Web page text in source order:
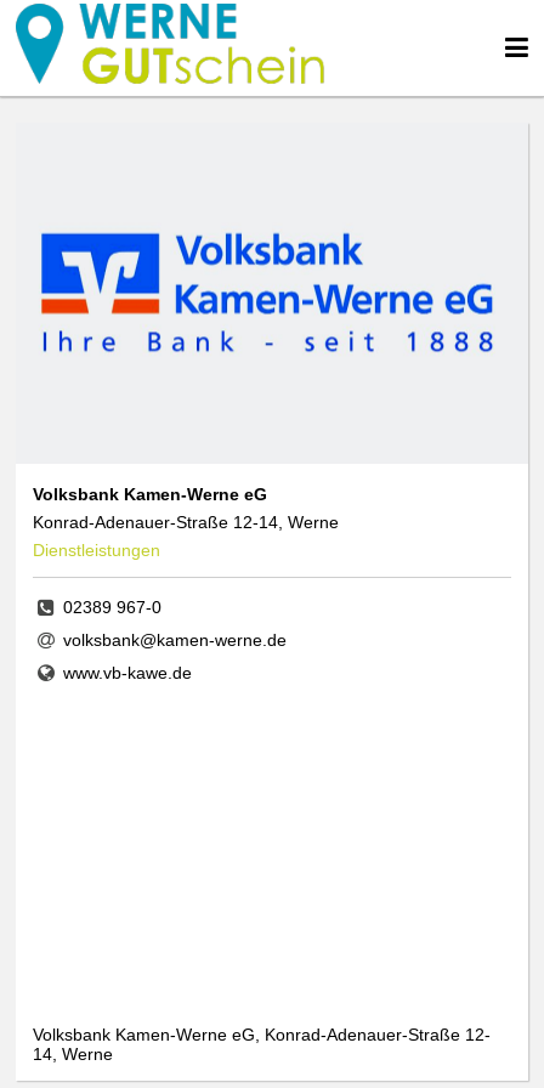
Volksbank Kamen-Werne eG
Konrad-Adenauer-Straße 12-14, Werne
Dienstleistungen
02389 967-0
volksbank@kamen-werne.de
www.vb-kawe.de
Volksbank Kamen-Werne eG, Konrad-Adenauer-Straße 12-
14, Werne